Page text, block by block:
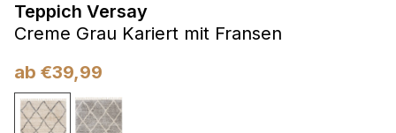
Teppich Versay
Creme Grau Kariert mit Fransen
ab €39,99
Marketing
Websites hinweg zu verfolgen. Das Ziel ist es, Anzeigen
anzuzeigen, die für den einzelnen Benutzer relevant und
ansprechend sind und somit wertvoller für Herausgeber und
Werbetreibende Dritter sind.